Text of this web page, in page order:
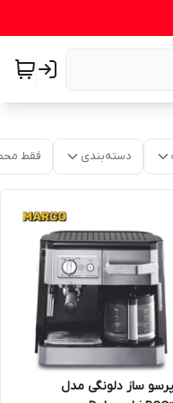
دسته‌بندی فقط
ساز دلونگی مدل